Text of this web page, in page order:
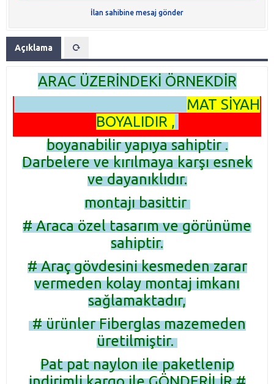
İlan sahibine mesaj gönder
Açıklama
ARAC ÜZERİNDEKİ ÖRNEKDİR
MAT SİYAH
BOYALIDIR ,
boyanabilir yapıya sahiptir .
Darbelere ve kırılmaya karşı esnek
ve dayanıklıdır.
montajı basittir
# Araca özel tasarım ve görünüme
sahiptir.
# Araç gövdesini kesmeden zarar
vermeden kolay montaj imkanı
sağlamaktadır,
# ürünler Fiberglas mazemeden
üretilmiştir.
Pat pat naylon ile paketlenip